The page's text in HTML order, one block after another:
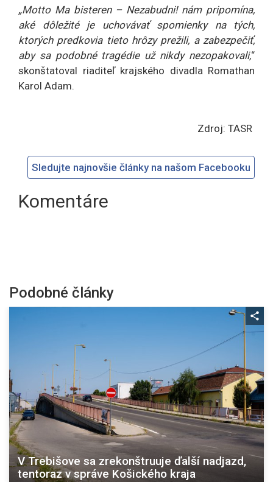
„Motto Ma bisteren – Nezabudni! nám pripomína,
aké dôležité je uchovávať spomienky na tých,
ktorých predkovia tieto hrôzy prežili, a zabezpečiť,
aby sa podobné tragédie už nikdy nezopakovali,“
skonštatoval riaditeľ krajského divadla Romathan
Karol Adam.
Zdroj: TASR
Sledujte najnovšie články na našom Facebooku
Komentáre
Podobné články
V Trebišove sa zrekonštruuje ďalší nadjazd,
tentoraz v správe Košického kraja